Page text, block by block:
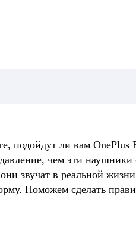
подойдут ли вам OnePlus
чем эти наушники
звучат в реальной
Поможем сделать